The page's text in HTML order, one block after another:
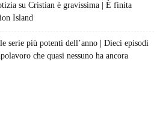
su Cristian è gravissima | È finita
Island
serie più potenti dell’anno | Dieci episodi
che quasi nessuno ha ancora